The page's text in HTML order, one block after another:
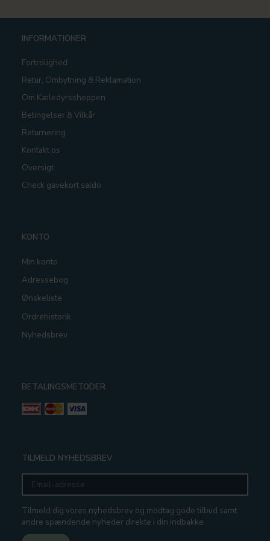
INFORMATIONER
Fortrolighed
Retur, Ombytning & Reklamation
Om Kæledyrsshoppen
Betingelser & Vilkår
Returnering
Kontakt os
Oversigt
Check gavekort saldo
KONTO
Min konto
Adressebog
Ønskeliste
Ordrehistorik
Nyhedsbrev
BETALINGSMETODER
TILMELD NYHEDSBREV
Email-
adresse
Tilmeld dig vores nyhedsbrev og modtag gode tilbud samt
andre spændende nyheder direkte i din indbakke.